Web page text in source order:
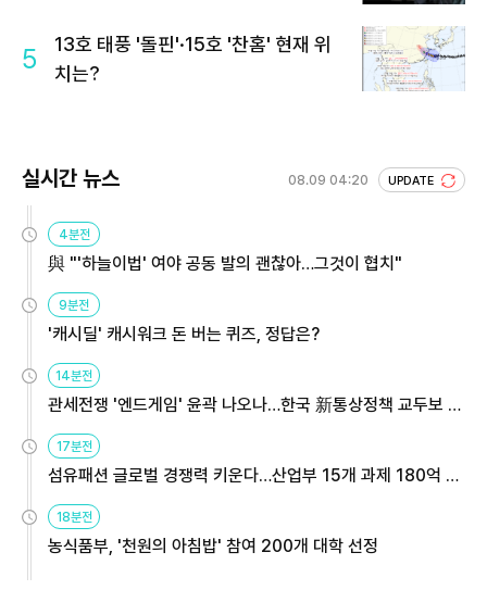
5
13호 태풍 '돌핀'·15호 '찬홈' 현재 위
치는?
실시간 뉴스 08.09 04:20 UPDATE
4분전
與 "'하늘이법' 여야 공동 발의 괜찮아…그것이 협치"
9분전
'캐시딜' 캐시워크 돈 버는 퀴즈, 정답은?
14분전
관세전쟁 '엔드게임' 윤곽 나오나…한국 新통상정책 교두보 활
용해야
17분전
섬유패션 글로벌 경쟁력 키운다…산업부 15개 과제 180억 지
원
18분전
농식품부, '천원의 아침밥' 참여 200개 대학 선정